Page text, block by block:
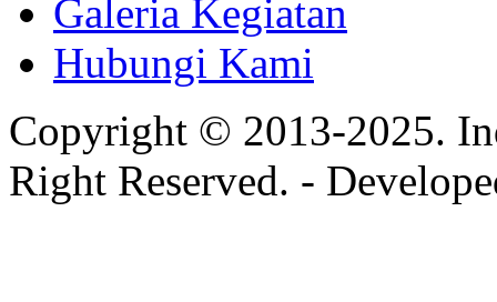
Galeria Kegiatan
Hubungi Kami
Copyright © 2013-2025.
Right Reserved. -